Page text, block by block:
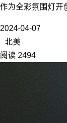
作为全彩氛围灯开
2024-04-07
北美
阅读 2494